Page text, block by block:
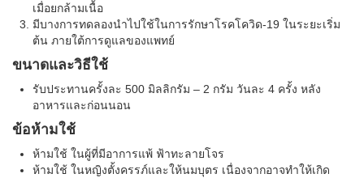
เมื่อยกล้ามเนื้อ
มีบางการทดลองนำไปใช้ในการรักษาโรคโควิด-19 ในระยะเริ่ม
ต้น ภายใต้การดูแลของแพทย์
ขนาดและวิธีใช้
รับประทานครั้งละ 500 มิลลิกรัม – 2 กรัม วันละ 4 ครั้ง หลัง
อาหารและก่อนนอน
ข้อห้ามใช้
ห้ามใช้ ในผู้ที่มีอาการแพ้ ฟ้าทะลายโจร
ห้ามใช้ ในหญิงตั้งครรภ์และให้นมบุตร เนื่องจากอาจทำให้เกิด